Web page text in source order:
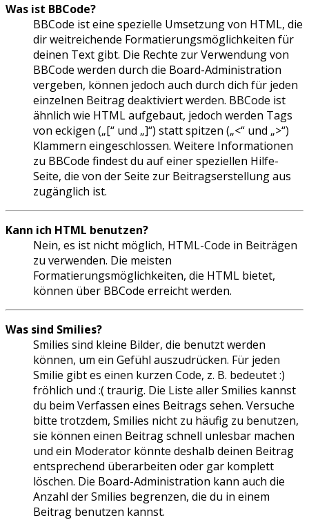
Was ist BBCode?
BBCode ist eine spezielle Umsetzung von HTML, die
dir weitreichende Formatierungsmöglichkeiten für
deinen Text gibt. Die Rechte zur Verwendung von
BBCode werden durch die Board-Administration
vergeben, können jedoch auch durch dich für jeden
einzelnen Beitrag deaktiviert werden. BBCode ist
ähnlich wie HTML aufgebaut, jedoch werden Tags
von eckigen („[“ und „]“) statt spitzen („<“ und „>“)
Klammern eingeschlossen. Weitere Informationen
zu BBCode findest du auf einer speziellen Hilfe-
Seite, die von der Seite zur Beitragserstellung aus
zugänglich ist.
Kann ich HTML benutzen?
Nein, es ist nicht möglich, HTML-Code in Beiträgen
zu verwenden. Die meisten
Formatierungsmöglichkeiten, die HTML bietet,
können über BBCode erreicht werden.
Was sind Smilies?
Smilies sind kleine Bilder, die benutzt werden
können, um ein Gefühl auszudrücken. Für jeden
Smilie gibt es einen kurzen Code, z. B. bedeutet :)
fröhlich und :( traurig. Die Liste aller Smilies kannst
du beim Verfassen eines Beitrags sehen. Versuche
bitte trotzdem, Smilies nicht zu häufig zu benutzen,
sie können einen Beitrag schnell unlesbar machen
und ein Moderator könnte deshalb deinen Beitrag
entsprechend überarbeiten oder gar komplett
löschen. Die Board-Administration kann auch die
Anzahl der Smilies begrenzen, die du in einem
Beitrag benutzen kannst.